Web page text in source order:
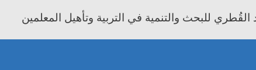
للبحث والتنمية في التربية وتأهيل المعلمين